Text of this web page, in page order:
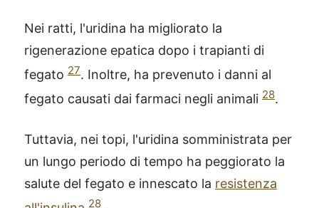
Nei ratti, l'uridina ha migliorato la
rigenerazione epatica dopo i trapianti di
fegato 27. Inoltre, ha prevenuto i danni al
fegato causati dai farmaci negli animali 28.
Tuttavia, nei topi, l'uridina somministrata per
un lungo periodo di tempo ha peggiorato la
salute del fegato e innescato la resistenza
28